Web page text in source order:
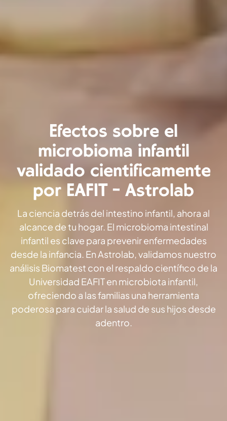
Efectos sobre el
microbioma infantil
validado científicamente
por EAFIT - Astrolab
La ciencia detrás del intestino infantil, ahora al
alcance de tu hogar. El microbioma intestinal
infantil es clave para prevenir enfermedades
desde la infancia. En Astrolab, validamos nuestro
análisis Biomatest con el respaldo científico de la
Universidad EAFIT en microbiota infantil,
ofreciendo a las familias una herramienta
poderosa para cuidar la salud de sus hijos desde
adentro.